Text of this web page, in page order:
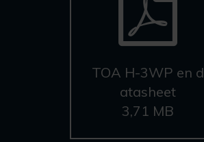
TOA H-3WP en d
atasheet
3,71 MB